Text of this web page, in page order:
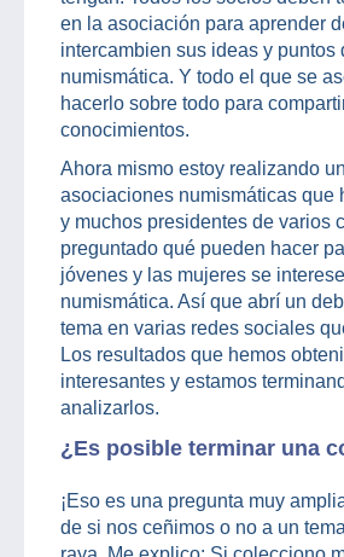
en la asociación para aprender
intercambien sus ideas y puntos
numismática. Y todo el que se
hacerlo sobre todo para
conocimientos.
Ahora mismo estoy realizando
asociaciones numismáticas que
y muchos presidentes de varios
preguntado qué pueden hacer
jóvenes y las mujeres se
numismática. Así que abrí un
tema en varias redes sociales
Los resultados que hemos
interesantes y estamos
analizarlos.
¿Es posible terminar una
¡Eso es una pregunta muy
de si nos ceñimos o no a un